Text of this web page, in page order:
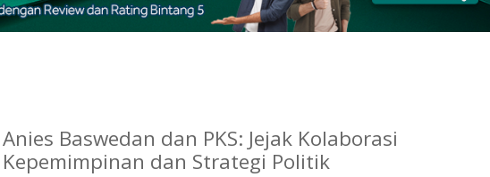
Anies Baswedan dan PKS: Jejak Kolaborasi
Kepemimpinan dan Strategi Politik